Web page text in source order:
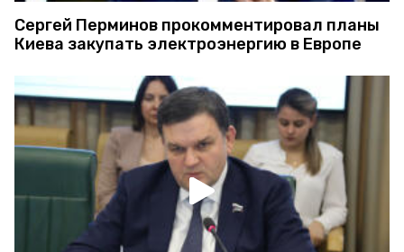
Сергей Перминов прокомментировал планы
Киева закупать электроэнергию в Европе